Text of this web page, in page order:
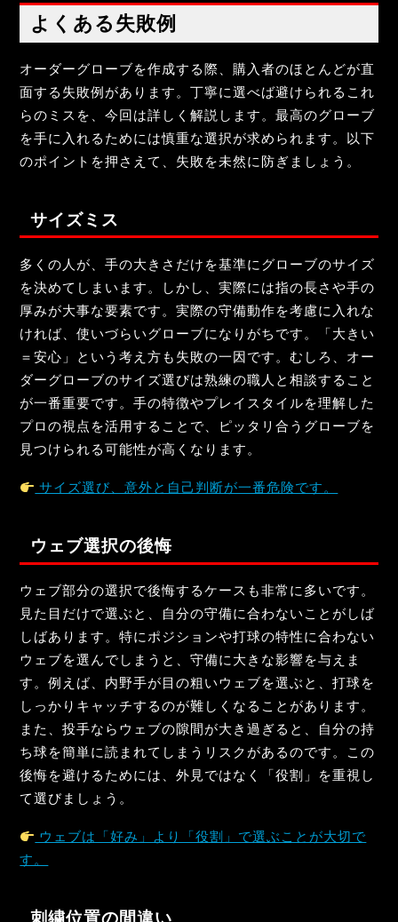
よくある失敗例
オーダーグローブを作成する際、購入者のほとんどが直
面する失敗例があります。丁寧に選べば避けられるこれ
らのミスを、今回は詳しく解説します。最高のグローブ
を手に入れるためには慎重な選択が求められます。以下
のポイントを押さえて、失敗を未然に防ぎましょう。
サイズミス
多くの人が、手の大きさだけを基準にグローブのサイズ
を決めてしまいます。しかし、実際には指の長さや手の
厚みが大事な要素です。実際の守備動作を考慮に入れな
ければ、使いづらいグローブになりがちです。「大きい
＝安心」という考え方も失敗の一因です。むしろ、オー
ダーグローブのサイズ選びは熟練の職人と相談すること
が一番重要です。手の特徴やプレイスタイルを理解した
プロの視点を活用することで、ピッタリ合うグローブを
見つけられる可能性が高くなります。
サイズ選び、意外と自己判断が一番危険です。
ウェブ選択の後悔
ウェブ部分の選択で後悔するケースも非常に多いです。
見た目だけで選ぶと、自分の守備に合わないことがしば
しばあります。特にポジションや打球の特性に合わない
ウェブを選んでしまうと、守備に大きな影響を与えま
す。例えば、内野手が目の粗いウェブを選ぶと、打球を
しっかりキャッチするのが難しくなることがあります。
また、投手ならウェブの隙間が大き過ぎると、自分の持
ち球を簡単に読まれてしまうリスクがあるのです。この
後悔を避けるためには、外見ではなく「役割」を重視し
て選びましょう。
ウェブは「好み」より「役割」で選ぶことが大切で
す。
刺繍位置の間違い